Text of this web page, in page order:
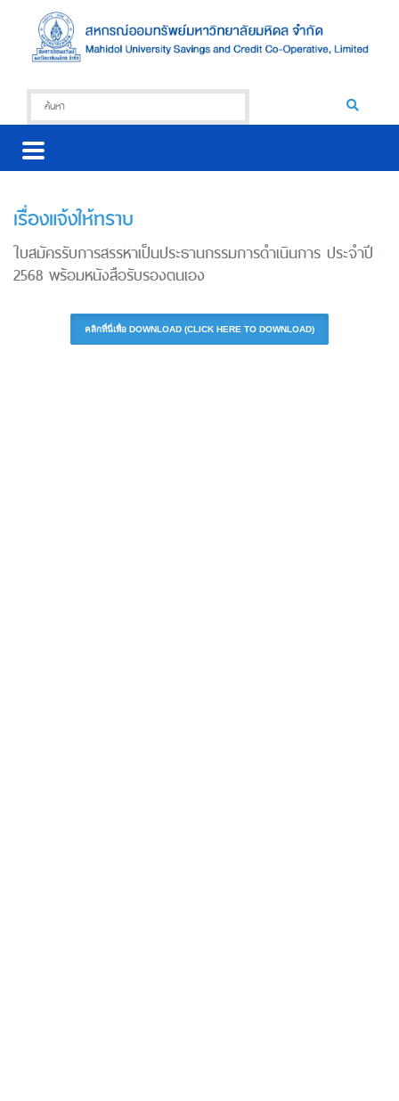
เรื่องแจ้งให้ทราบ
ใบสมัครรับการสรรหาเป็นประธานกรรมการดำเนินการ ประจำปี
2568 พร้อมหนังสือรับรองตนเอง
คลิกที่นี่เพื่อ DOWNLOAD (CLICK HERE TO DOWNLOAD)